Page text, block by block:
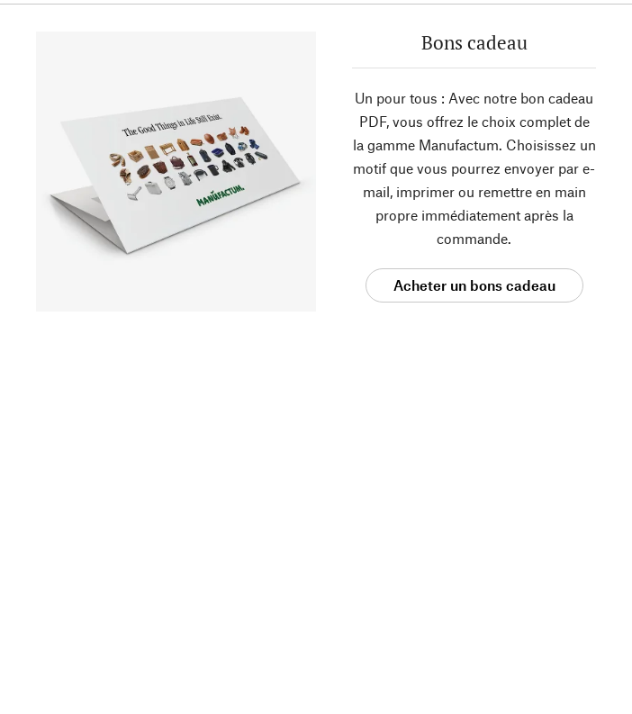
Bons cadeau
Un pour tous : Avec notre bon cadeau
PDF, vous offrez le choix complet de
la gamme Manufactum. Choisissez un
motif que vous pourrez envoyer par e-
mail, imprimer ou remettre en main
propre immédiatement après la
commande.
Acheter un bons cadeau